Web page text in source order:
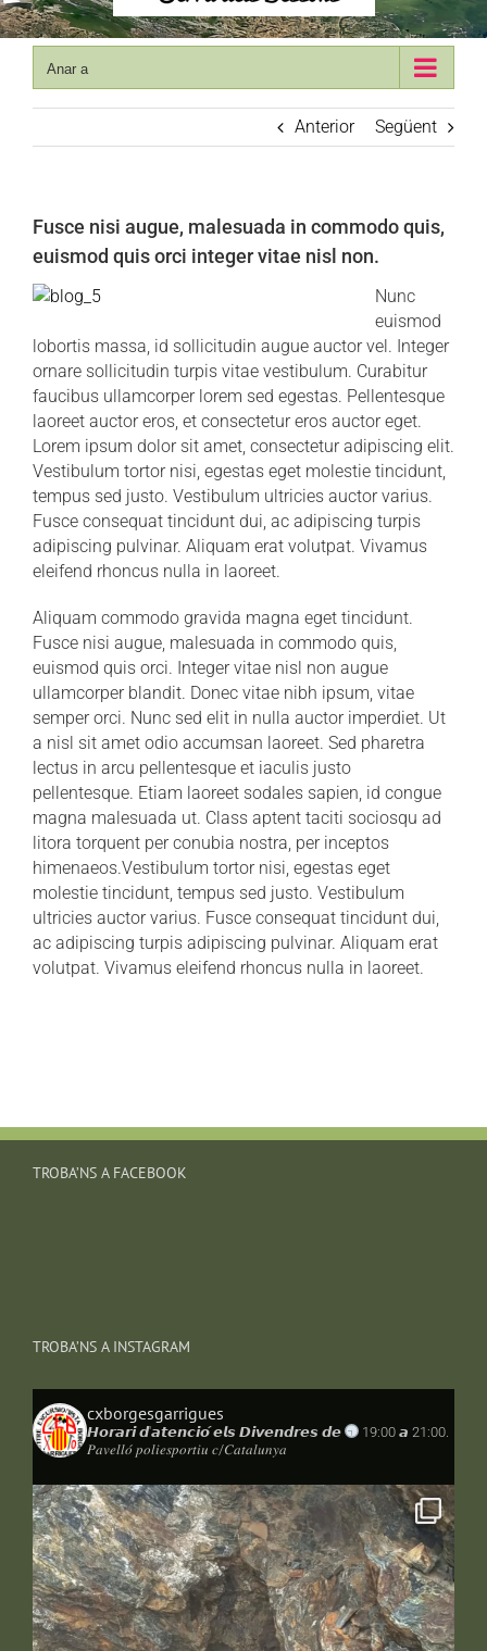
Anar a
Anterior Següent
Fusce nisi augue, malesuada in commodo quis,
euismod quis orci integer vitae nisl non.
Nunc
euismod
lobortis massa, id sollicitudin augue auctor vel. Integer
ornare sollicitudin turpis vitae vestibulum. Curabitur
faucibus ullamcorper lorem sed egestas. Pellentesque
laoreet auctor eros, et consectetur eros auctor eget.
Lorem ipsum dolor sit amet, consectetur adipiscing elit.
Vestibulum tortor nisi, egestas eget molestie tincidunt,
tempus sed justo. Vestibulum ultricies auctor varius.
Fusce consequat tincidunt dui, ac adipiscing turpis
adipiscing pulvinar. Aliquam erat volutpat. Vivamus
eleifend rhoncus nulla in laoreet.
Aliquam commodo gravida magna eget tincidunt.
Fusce nisi augue, malesuada in commodo quis,
euismod quis orci. Integer vitae nisl non augue
ullamcorper blandit. Donec vitae nibh ipsum, vitae
semper orci. Nunc sed elit in nulla auctor imperdiet. Ut
a nisl sit amet odio accumsan laoreet. Sed pharetra
lectus in arcu pellentesque et iaculis justo
pellentesque. Etiam laoreet sodales sapien, id congue
magna malesuada ut. Class aptent taciti sociosqu ad
litora torquent per conubia nostra, per inceptos
himenaeos.Vestibulum tortor nisi, egestas eget
molestie tincidunt, tempus sed justo. Vestibulum
ultricies auctor varius. Fusce consequat tincidunt dui,
ac adipiscing turpis adipiscing pulvinar. Aliquam erat
volutpat. Vivamus eleifend rhoncus nulla in laoreet.
TROBA’NS A FACEBOOK
TROBA’NS A INSTAGRAM
cxborgesgarrigues
𝙃𝙤𝙧𝙖𝙧𝙞 𝙙'𝙖𝙩𝙚𝙣𝙘𝙞𝙤́ 𝙚𝙡𝙨 𝘿𝙞𝙫𝙚𝙣𝙙𝙧𝙚𝙨 𝙙𝙚
19:00 𝙖 21:00.
𝑃𝑎𝑣𝑒𝑙𝑙𝑜́ 𝑝𝑜𝑙𝑖𝑒𝑠𝑝𝑜𝑟𝑡𝑖𝑢 𝑐/𝐶𝑎𝑡𝑎𝑙𝑢𝑛𝑦𝑎